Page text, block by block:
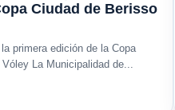
Ciudad de Berisso
primera edición de la Copa
La Municipalidad de...